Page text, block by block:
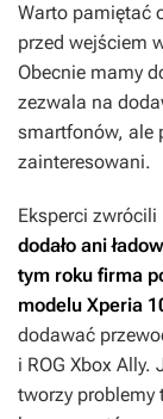
Warto pamiętać
przed wejściem
Obecnie mamy
zezwala na
smartfonów, ale
zainteresowani.
Eksperci zwrócili
dodało ani
tym roku firma
modelu Xperia
dodawać
i ROG Xbox
tworzy problemy